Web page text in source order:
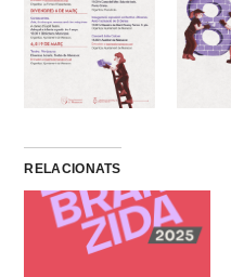
RELACIONATS